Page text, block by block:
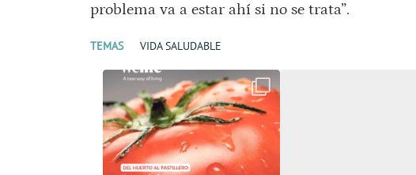
problema va a estar ahí si no se trata”.
TEMAS VIDA SALUDABLE